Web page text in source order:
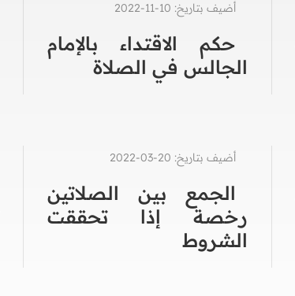
أضيف بتاريخ: 10-11-2022
حكم الاقتداء بالإمام
الجالس في الصلاة
أضيف بتاريخ: 20-03-2022
الجمع بين الصلاتين
رخصة إذا تحققت
الشروط